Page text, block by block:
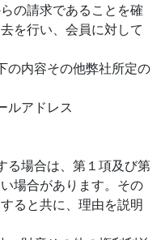
の請求であることを確
を行い、会員に対して
内容その他弊社所定の
ルアドレス
場合は、第１項及び第
場合があります。その
ると共に、理由を説明